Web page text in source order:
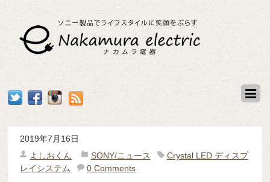
2019年7月16日
よしおくん
SONY/ニュース
Crystal LED ディスプ
レイシステム
0 Comments